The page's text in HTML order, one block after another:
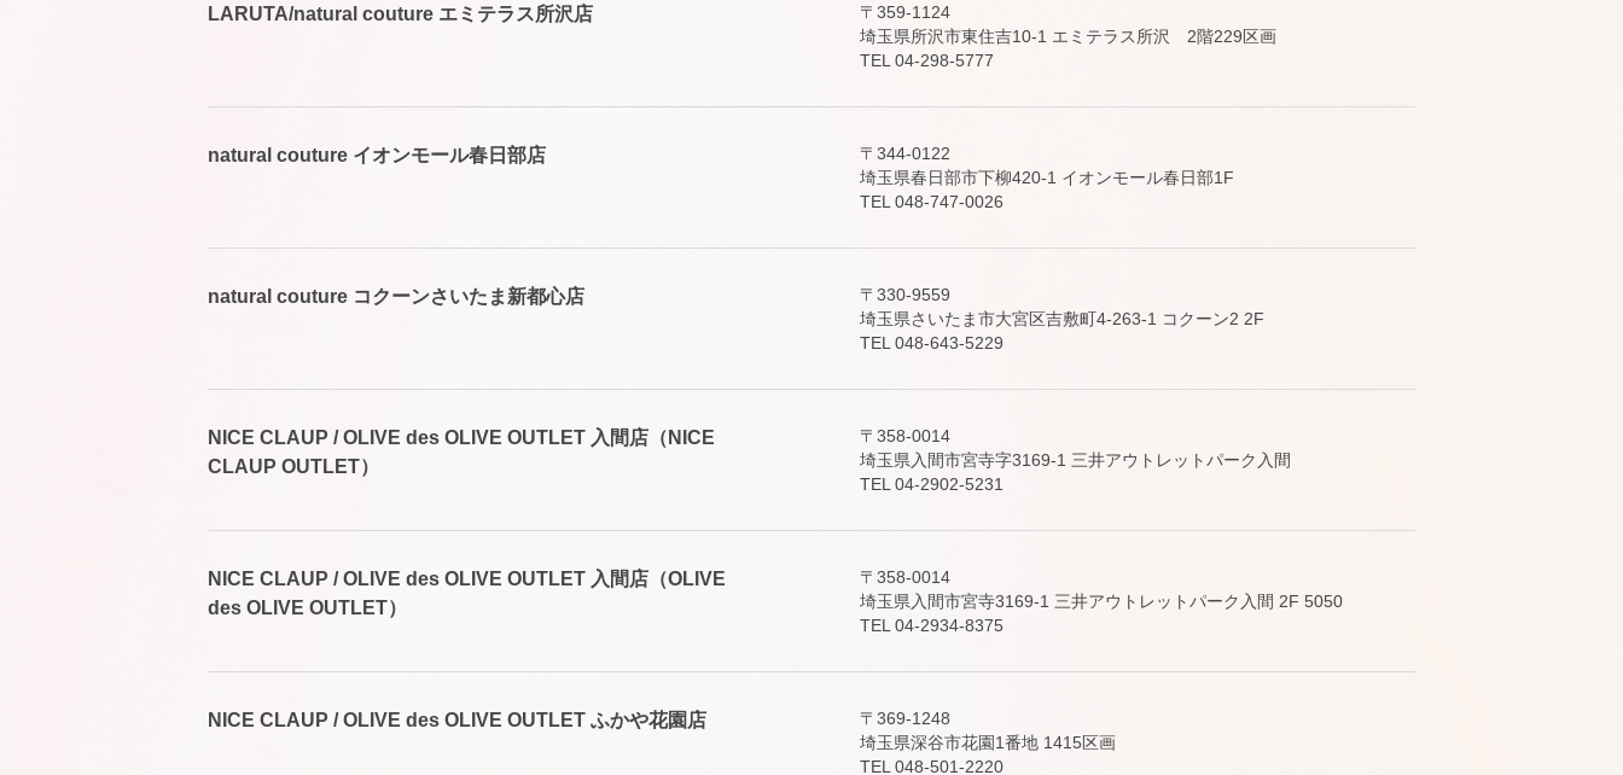
LARUTA/natural couture エミテラス所沢店
〒359-1124
埼玉県所沢市東住吉10-1 エミテラス所沢 2階229区画
TEL 04-298-5777
natural couture イオンモール春日部店
〒344-0122
埼玉県春日部市下柳420-1 イオンモール春日部1F
TEL 048-747-0026
natural couture コクーンさいたま新都心店
〒330-9559
埼玉県さいたま市大宮区吉敷町4-263-1 コクーン2 2F
TEL 048-643-5229
NICE CLAUP / OLIVE des OLIVE OUTLET 入間店（NICE
CLAUP OUTLET）
〒358-0014
埼玉県入間市宮寺字3169-1 三井アウトレットパーク入間
TEL 04-2902-5231
NICE CLAUP / OLIVE des OLIVE OUTLET 入間店（OLIVE
des OLIVE OUTLET）
〒358-0014
埼玉県入間市宮寺3169-1 三井アウトレットパーク入間 2F 5050
TEL 04-2934-8375
NICE CLAUP / OLIVE des OLIVE OUTLET ふかや花園店
〒369-1248
埼玉県深谷市花園1番地 1415区画
TEL 048-501-2220